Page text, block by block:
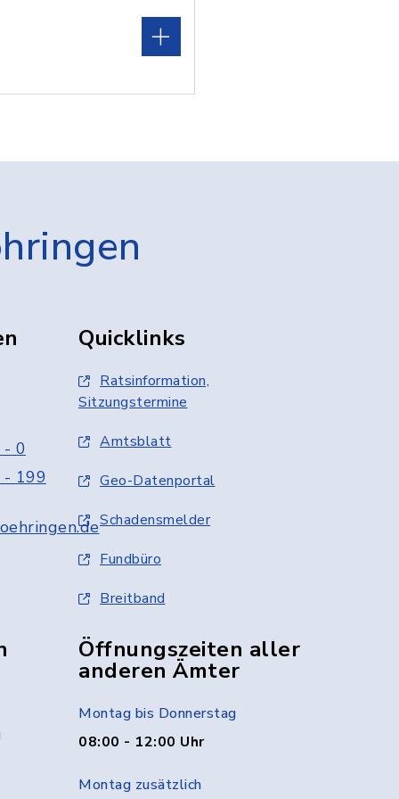
0
199
Quicklinks
Ratsinformation,
Sitzungstermine
Amtsblatt
Geo-Datenportal
Schadensmelder
Fundbüro
Breitband
Öffnungszeiten aller
anderen Ämter
Montag bis Donnerstag
08:00 - 12:00 Uhr
Montag zusätzlich